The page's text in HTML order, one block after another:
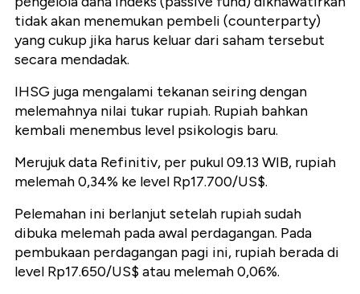
tidak akan menemukan pembeli (counterparty)
yang cukup jika harus keluar dari saham tersebut
secara mendadak.
IHSG juga mengalami tekanan seiring dengan
melemahnya nilai tukar rupiah. Rupiah bahkan
kembali menembus level psikologis baru.
Merujuk data Refinitiv, per pukul 09.13 WIB, rupiah
melemah 0,34% ke level Rp17.700/US$.
Pelemahan ini berlanjut setelah rupiah sudah
dibuka melemah pada awal perdagangan. Pada
pembukaan perdagangan pagi ini, rupiah berada di
level Rp17.650/US$ atau melemah 0,06%.